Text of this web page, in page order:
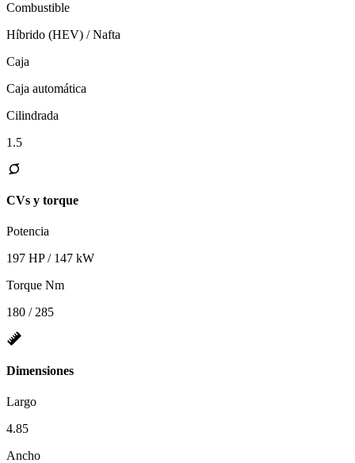
Combustible
Híbrido (HEV) / Nafta
Caja
Caja automática
Cilindrada
1.5
CVs y torque
Potencia
197 HP / 147 kW
Torque Nm
180 / 285
Dimensiones
Largo
4.85
Ancho